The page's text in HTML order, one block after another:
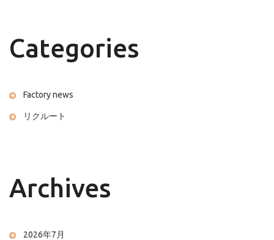
Categories
Factory news
リクルート
Archives
2026年7月